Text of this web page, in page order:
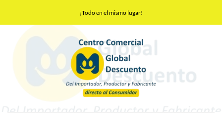
contenido
¡Todo en el mismo lugar!